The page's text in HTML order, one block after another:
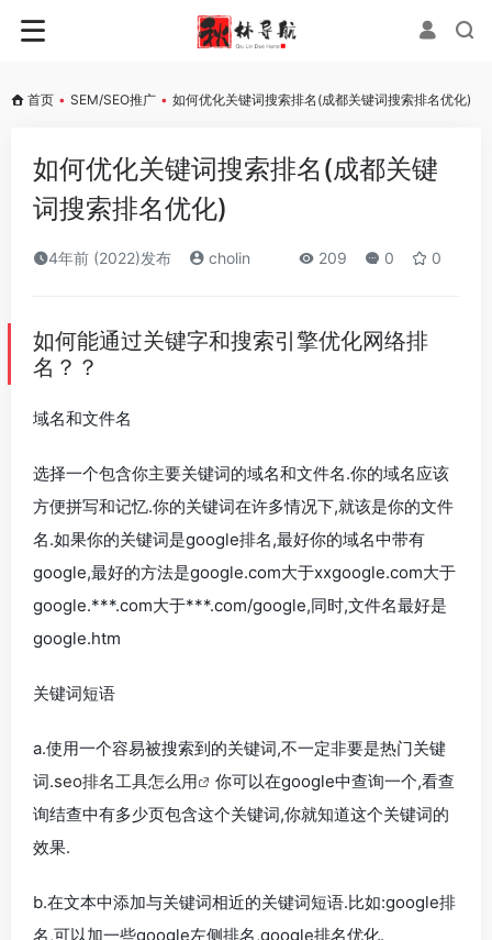
首页 • SEM/SEO推广 • 如何优化关键词搜索排名(成都关键词搜索排名优化)
如何优化关键词搜索排名(成都关键
词搜索排名优化)
4年前 (2022)发布 cholin 209 0 0
如何能通过关键字和搜索引擎优化网络排
名？？
域名和文件名
选择一个包含你主要关键词的域名和文件名.你的域名应该
方便拼写和记忆.你的关键词在许多情况下,就该是你的文件
名.如果你的关键词是google排名,最好你的域名中带有
google,最好的方法是google.com大于xxgoogle.com大于
google.***.com大于***.com/google,同时,文件名最好是
google.htm
关键词短语
a.使用一个容易被搜索到的关键词,不一定非要是热门关键
词.seo排名工具怎么用
你可以在google中查询一个,看查
询结查中有多少页包含这个关键词,你就知道这个关键词的
效果.
b.在文本中添加与关键词相近的关键词短语.比如:google排
名,可以加一些google左侧排名,google排名优化.